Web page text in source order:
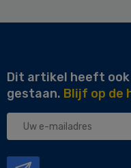
Dit artikel heeft
gestaan. Blijf op de
Uw